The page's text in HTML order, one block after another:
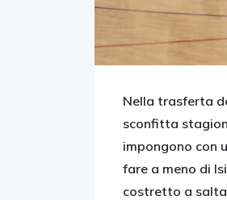
Nella trasferta
sconfitta
impongono con
fare a meno di
costretto a